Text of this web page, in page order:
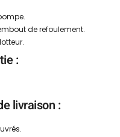
de refoulement.
:
livraison :